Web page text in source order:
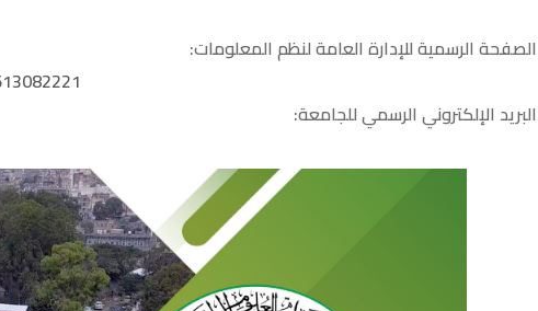
الصفحة الرسمية للإدارة العامة لنظم المعلومات:
البريد الإلكتروني الرسمي للجامعة: